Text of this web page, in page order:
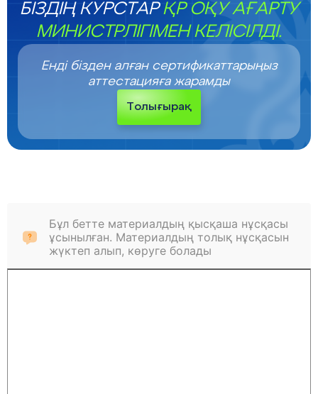
БІЗДІҢ КУРСТАРҚР ОҚУ АҒАРТУ
МИНИСТРЛІГІМЕН КЕЛІСІЛДІ.
Енді бізден алған сертификаттарыңыз
аттестацияға жарамды
Толығырақ
Бұл бетте материалдың қысқаша нұсқасы
ұсынылған. Материалдың толық нұсқасын
жүктеп алып, көруге болады